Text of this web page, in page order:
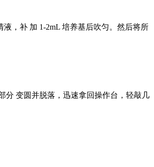
，补 加 1-2mL 培养基后吹匀。然后将所
分 变圆并脱落，迅速拿回操作台，轻敲几